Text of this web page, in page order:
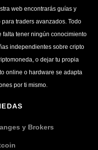
web encontrarás guías y
traders avanzados. Todo
falta tener ningún conocimiento
independientes sobre cripto
o dejar tu propia
online o hardware se adapta
por ti mismo.
y Brokers